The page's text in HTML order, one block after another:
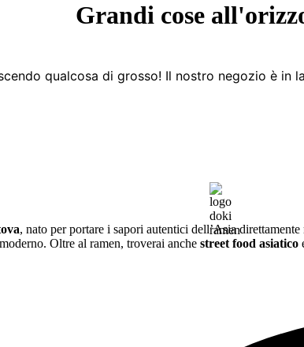
Grandi cose
qualcosa di grosso! Il nostro negozio è in
, nato per portare i sapori autentici dell’Asia
Oltre al ramen, troverai anche street food asiatico